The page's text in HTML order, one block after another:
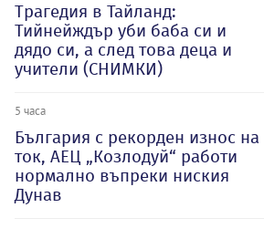
Трагедия в Тайланд:
Тийнейждър уби баба си и
дядо си, а след това деца и
учители (СНИМКИ)
5 часа
България с рекорден износ на
ток, АЕЦ „Козлодуй“ работи
нормално въпреки ниския
Дунав